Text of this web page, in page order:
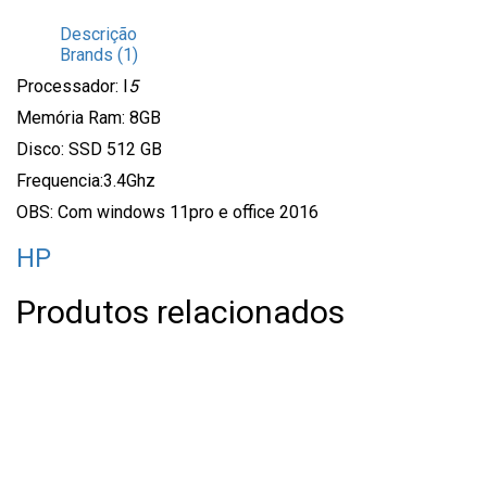
Descrição
Brands (1)
Processador: I
5
Memória Ram: 8GB
Disco: SSD 512 GB
Frequencia:3.4Ghz
OBS: Com windows 11pro e office 2016
HP
Produtos relacionados